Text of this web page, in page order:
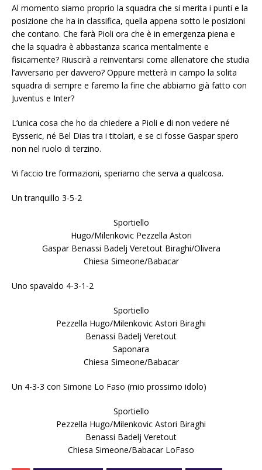
Al momento siamo proprio la squadra che si merita i punti e la
posizione che ha in classifica, quella appena sotto le posizioni
che contano. Che farà Pioli ora che è in emergenza piena e
che la squadra è abbastanza scarica mentalmente e
fisicamente? Riuscirà a reinventarsi come allenatore che studia
l’avversario per davvero? Oppure metterà in campo la solita
squadra di sempre e faremo la fine che abbiamo già fatto con
Juventus e Inter?
L’unica cosa che ho da chiedere a Pioli e di non vedere né
Eysseric, né Bel Dias tra i titolari, e se ci fosse Gaspar spero
non nel ruolo di terzino.
Vi faccio tre formazioni, speriamo che serva a qualcosa.
Un tranquillo 3-5-2
Sportiello
Hugo/Milenkovic Pezzella Astori
Gaspar Benassi Badelj Veretout Biraghi/Olivera
Chiesa Simeone/Babacar
Uno spavaldo 4-3-1-2
Sportiello
Pezzella Hugo/Milenkovic Astori Biraghi
Benassi Badelj Veretout
Saponara
Chiesa Simeone/Babacar
Un 4-3-3 con Simone Lo Faso (mio prossimo idolo)
Sportiello
Pezzella Hugo/Milenkovic Astori Biraghi
Benassi Badelj Veretout
Chiesa Simeone/Babacar LoFaso